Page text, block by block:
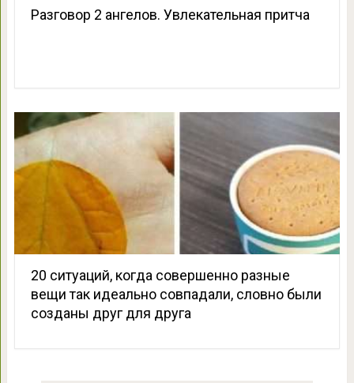
Разговор 2 ангелов. Увлекательная притча
20 ситуаций, когда совершенно разные
вещи так идеально совпадали, словно были
созданы друг для друга